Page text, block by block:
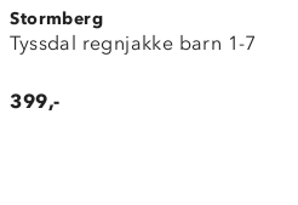
Stormberg
Tyssdal regnjakke barn 1-7
399,-